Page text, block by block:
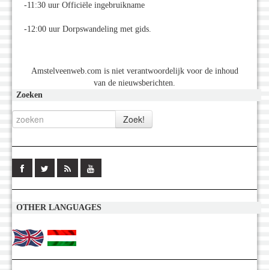
-11:30 uur Officiële ingebruikname
-12:00 uur Dorpswandeling met gids.
Amstelveenweb.com is niet verantwoordelijk voor de inhoud
van de nieuwsberichten.
Zoeken
OTHER LANGUAGES